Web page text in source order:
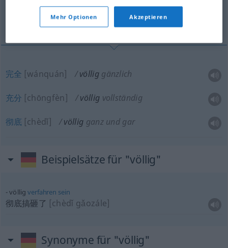
完全, 充分, 彻底
完全 [wánquán] völlig gänzlich
充分 [chōngfèn] völlig vollständig
彻底 [chèdǐ] völlig ganz und gar
Beispielsätze für "völlig"
völligverfahren sein
彻底搞砸了 [chèdǐ gǎozále]
Synonyme für "völlig"
Mehr Optionen Akzeptieren